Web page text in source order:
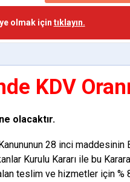
olmak için tıklayın.
KDV Oranı
olacaktır.
28 inci maddesinin
Kurulu Kararı ile bu
teslim ve hizmetler için %